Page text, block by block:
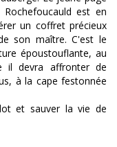
est en
un coffret précieux
son maître. C'est le
époustouflante, au
il devra affronter de
à la cape festonnée
et sauver la vie de